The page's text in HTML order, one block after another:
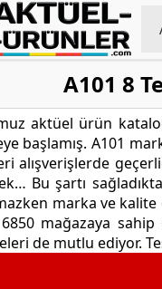
A101 8
aktüel ürün
başlamış. A101
alışverişlerde
Bu şartı
marka ve
mağazaya
de mutlu ediyor.